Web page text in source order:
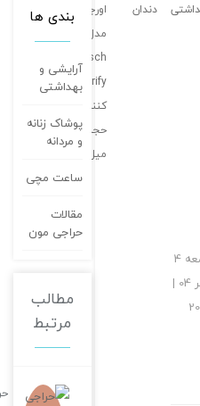
دندان
اورجینال
zahnfleisch
purify پاک
کننده قوی
بندی ها
آرایشی و
بهداشتی
پوشاک زنانه
و مردانه
ساعت مچی
حراجی مون
مطالب
حراجی کالا؛